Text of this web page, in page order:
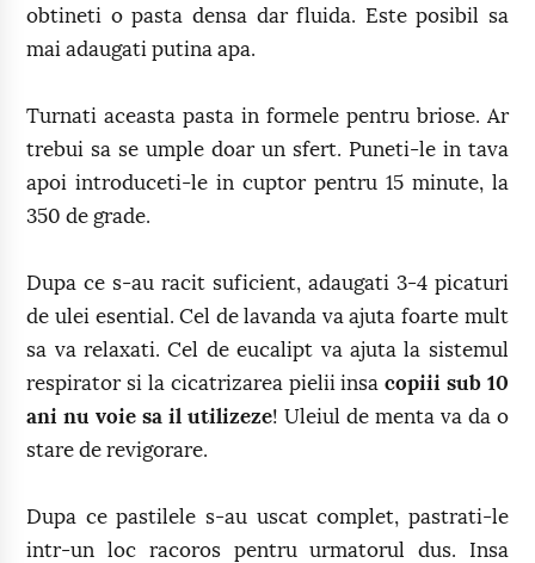
obtineti o pasta densa dar fluida. Este posibil sa
mai adaugati putina apa.
Turnati aceasta pasta in formele pentru briose. Ar
trebui sa se umple doar un sfert. Puneti-le in tava
apoi introduceti-le in cuptor pentru 15 minute, la
350 de grade.
Dupa ce s-au racit suficient, adaugati 3-4 picaturi
de ulei esential. Cel de lavanda va ajuta foarte mult
sa va relaxati. Cel de eucalipt va ajuta la sistemul
respirator si la cicatrizarea pielii insacopiii sub 10
ani nu voie sa il utilizeze! Uleiul de menta va da o
stare de revigorare.
Dupa ce pastilele s-au uscat complet, pastrati-le
intr-un loc racoros pentru urmatorul dus. Insa